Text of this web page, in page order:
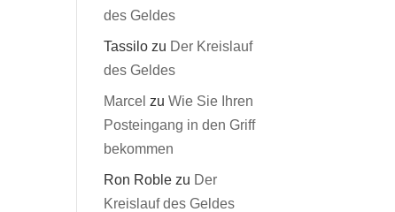
des Geldes
Tassilo zu Der Kreislauf
des Geldes
Marcel zuWie Sie Ihren
Posteingang in den Griff
bekommen
Ron Roble zu Der
Kreislauf des Geldes